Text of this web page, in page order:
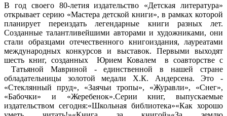
В год своего 80-летия издательство «Детская литература»
открывает серию «Мастера детской книги», в рамках которой
планирует переиздать легендарные книги разных лет.
Созданные талантливейшими авторами и художниками, они
стали образцами отечественного книгоиздания, лауреатами
международных конкурсов и выставок. Первыми выходят
шесть книг, созданных Юрием Ковалем в соавторстве с
Татьяной Мавриной - единственной в нашей стране
обладательницы золотой медали Х.К. Андерсена. Это -
«Стеклянный пруд», «Заячьи тропы», «Журавли», «Снег»,
«Бабочки» и «Жеребенок».Серии книг, выпускаемые
издательством сегодня:«Школьная библиотека»«Как хорошо